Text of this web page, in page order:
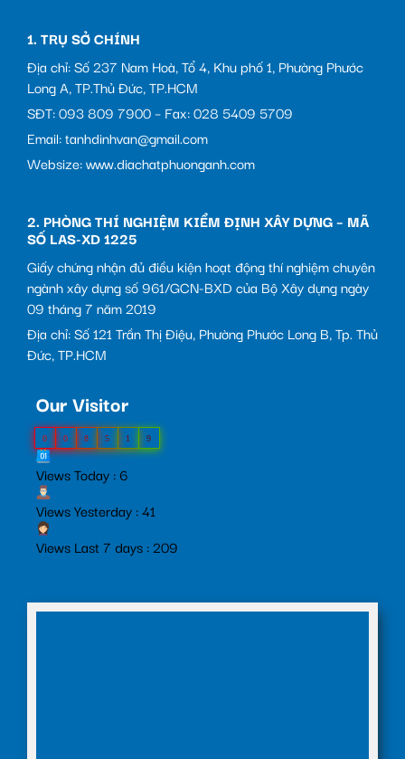
1. TRỤ SỞ CHÍNH
Địa chỉ: Số 237 Nam Hoà, Tổ 4, Khu phố 1, Phường Phước
Long A, TP.Thủ Đức, TP.HCM
SĐT: 093 809 7900 – Fax: 028 5409 5709
Email: tanhdinhvan@gmail.com
Websize: www.diachatphuonganh.com
2. PHÒNG THÍ NGHIỆM KIỂM ĐỊNH XÂY DỰNG – MÃ
SỐ LAS-XD 1225
Giấy chứng nhận đủ điều kiện hoạt động thí nghiệm chuyên
ngành xây dựng số 961/GCN-BXD của Bộ Xây dựng ngày
09 tháng 7 năm 2019
Địa chỉ: Số 121 Trần Thị Điệu, Phường Phước Long B, Tp. Thủ
Đức, TP.HCM
Our Visitor
0 0 8 5 1 9
Views Today : 6
Views Yesterday : 41
Views Last 7 days : 209